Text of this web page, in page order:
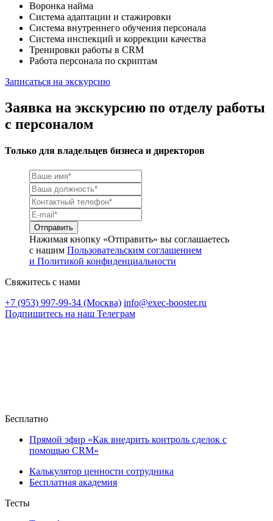
Воронка найма
Система адаптации и стажировки
Система внутреннего обучения персонала
Система инспекций и коррекции качества
Тренировки работы в CRM
Работа персонала по скриптам
Записаться на экскурсию
Заявка на экскурсию по отделу работы
с персоналом
Только для владельцев бизнеса и директоров
Нажимая кнопку «Отправить» вы соглашаетесь
с нашим Пользовательским соглашением
и Политикой конфиденциальности
Свяжитесь с нами
+7 (953) 997-99-34 (Москва) info@exec-booster.ru
Подпишитесь на наш Телеграм
Бесплатно
Прямой эфир «Как внедрить контроль сделок с
помощью CRM»
Калькулятор ценности сотрудника
Бесплатная академия
Тесты